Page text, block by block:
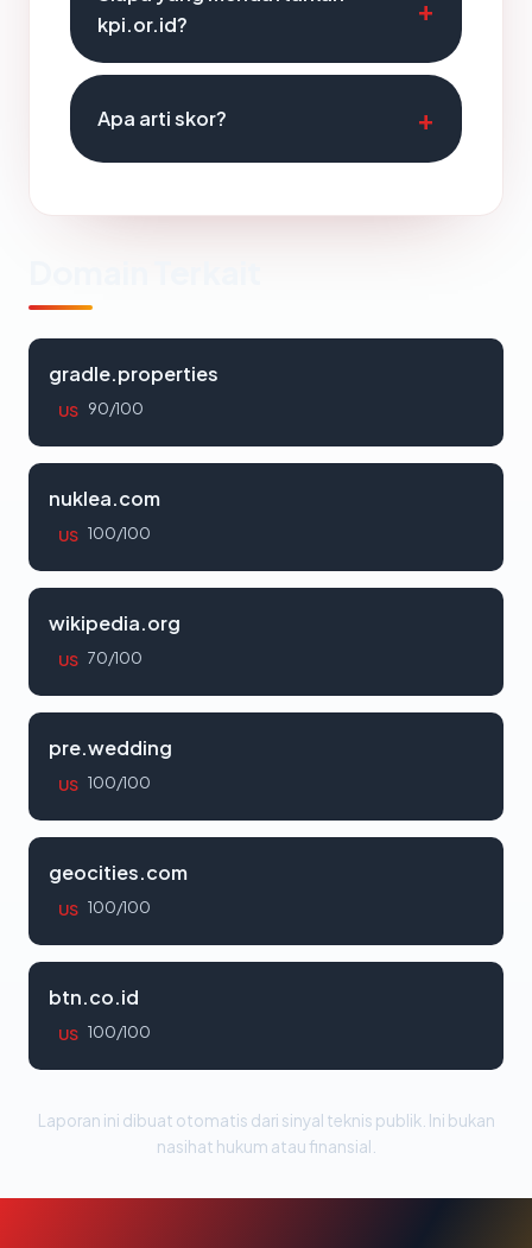
kpi.or.id?
Apa arti skor?
gradle.properties
US 90/100
nuklea.com
US 100/100
wikipedia.org
US 70/100
pre.wedding
US 100/100
geocities.com
US 100/100
btn.co.id
US 100/100
Laporan ini dibuat otomatis dari sinyal teknis publik. Ini bukan
nasihat hukum atau finansial.